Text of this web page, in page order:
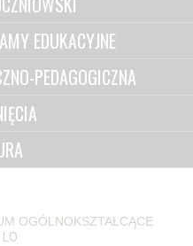
EDUKACYJNE
PEDAGOGICZNA
OGÓLNOKSZTAŁCĄCE